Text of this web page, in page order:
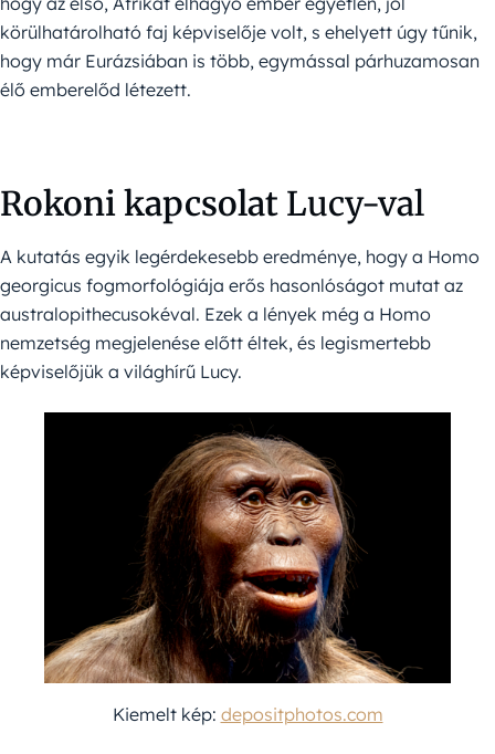
körülhatárolható faj képviselője volt, s ehelyett úgy tűnik,
hogy már Eurázsiában is több, egymással párhuzamosan
élő emberelőd létezett.
Rokoni kapcsolat Lucy-val
A kutatás egyik legérdekesebb eredménye, hogy a Homo
georgicus fogmorfológiája erős hasonlóságot mutat az
australopithecusokéval. Ezek a lények még a Homo
nemzetség megjelenése előtt éltek, és legismertebb
képviselőjük a világhírű Lucy.
Kiemelt kép: depositphotos.com